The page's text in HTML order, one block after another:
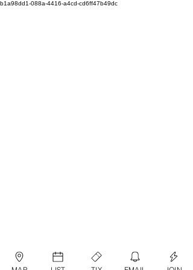
b1a98dd1-088a-4416-a4cd-cd6ff47b49dc